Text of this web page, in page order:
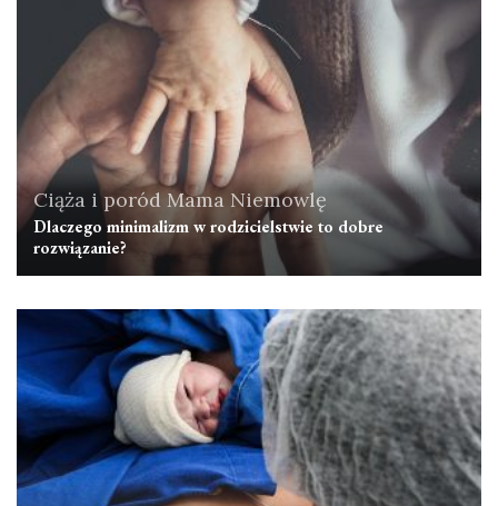
Ciąża i poród Mama Niemowlę
Dlaczego minimalizm w rodzicielstwie to dobre
rozwiązanie?